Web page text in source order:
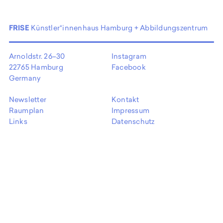
FRISE Künstler*innenhaus Hamburg + Abbildungszentrum
Arnoldstr. 26–30
22765 Hamburg
Germany
Instagram
Facebook
Newsletter
Raumplan
Links
Kontakt
Impressum
Datenschutz